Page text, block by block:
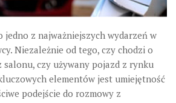
jedno z najważniejszych wydarzeń w
Niezależnie od tego, czy chodzi o
czy używany pojazd z rynku
elementów jest umiejętność
podejście do rozmowy z